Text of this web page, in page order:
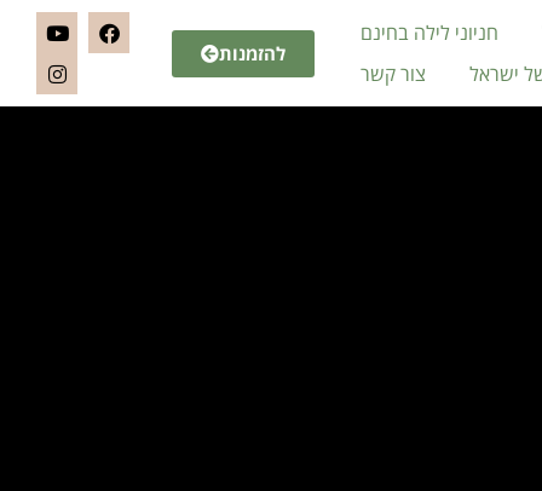
חניוני לילה בחינם
ישראל צור קשר
להזמנות